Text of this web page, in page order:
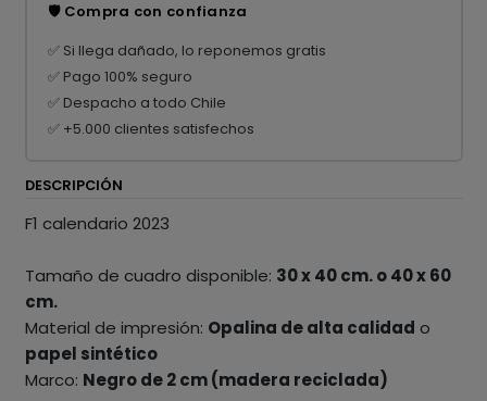
🛡️ Compra con confianza
✅ Si llega dañado, lo reponemos gratis
✅ Pago 100% seguro
✅ Despacho a todo Chile
✅ +5.000 clientes satisfechos
DESCRIPCIÓN
F1 calendario 2023
Tamaño de cuadro disponible: 30 x 40 cm. o 40 x 60
cm.
Material de impresión: Opalina de alta calidad o
papel sintético
Marco: Negro de 2 cm (madera reciclada)